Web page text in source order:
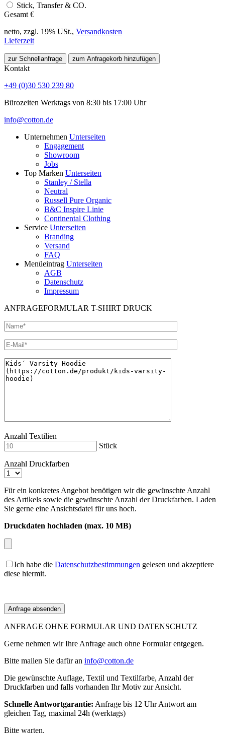
Stick, Transfer & CO.
Gesamt €
netto, zzgl. 19% USt., Versandkosten
Lieferzeit
zur Schnellanfrage zum Anfragekorb hinzufügen
Kontakt
+49 (0)30 530 239 80
Bürozeiten Werktags von 8:30 bis 17:00 Uhr
info@cotton.de
Unternehmen Unterseiten
Engagement
Showroom
Jobs
Top Marken Unterseiten
Stanley / Stella
Neutral
Russell Pure Organic
B&C Inspire Linie
Continental Clothing
Service Unterseiten
Branding
Versand
FAQ
Menüeintrag Unterseiten
AGB
Datenschutz
Impressum
ANFRAGEFORMULAR T-SHIRT DRUCK
Anzahl Textilien
Stück
Anzahl Druckfarben
Für ein konkretes Angebot benötigen wir die gewünschte Anzahl
des Artikels sowie die gewünschte Anzahl der Druckfarben. Laden
Sie gerne eine Ansichtsdatei für uns hoch.
Druckdaten hochladen (max. 10 MB)
Ich habe die Datenschutzbestimmungen gelesen und akzeptiere
diese hiermit.
ANFRAGE OHNE FORMULAR UND DATENSCHUTZ
Gerne nehmen wir Ihre Anfrage auch ohne Formular entgegen.
Bitte mailen Sie dafür an info@cotton.de
Die gewünschte Auflage, Textil und Textilfarbe, Anzahl der
Druckfarben und falls vorhanden Ihr Motiv zur Ansicht.
Schnelle Antwortgarantie: Anfrage bis 12 Uhr Antwort am
gleichen Tag, maximal 24h (werktags)
Bitte warten.